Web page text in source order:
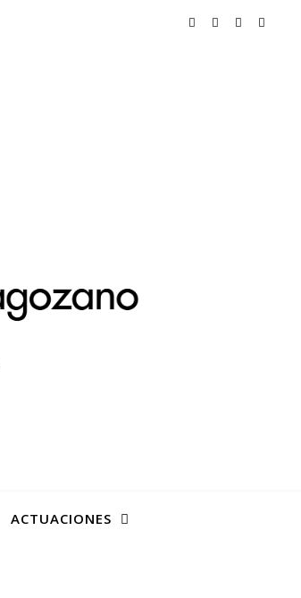
ACTUACIONES